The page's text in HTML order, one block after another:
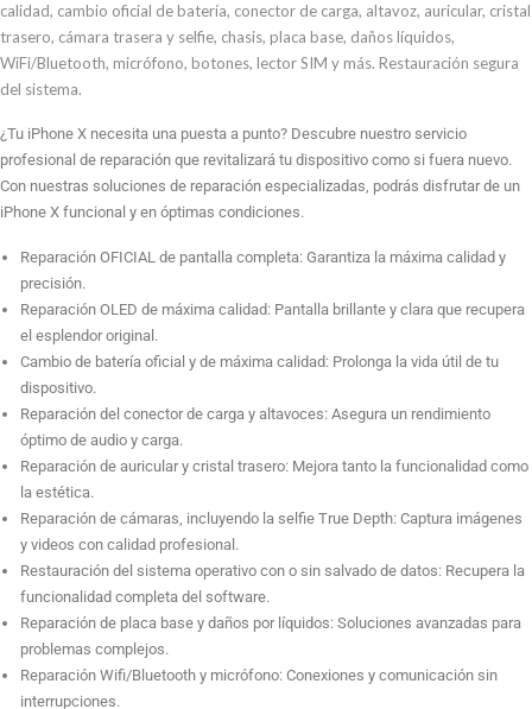
Reparación altavoz
Reparación auricular
Reparación cristal trasero
Reparación OFICIAL cambio de chasis completo
Reparación OFICIAL cámara trasera
calidad, cambio oficial de batería, conector de carga, altavoz, auricular, cristal
trasero, cámara trasera y selfie, chasis, placa base, daños líquidos,
WiFi/Bluetooth, micrófono, botones, lector SIM y más. Restauración segura
del sistema.
¿Tu iPhone X necesita una puesta a punto? Descubre nuestro servicio
profesional de reparación que revitalizará tu dispositivo como si fuera nuevo.
Con nuestras soluciones de reparación especializadas, podrás disfrutar de un
iPhone X funcional y en óptimas condiciones.
Reparación OFICIAL de pantalla completa: Garantiza la máxima calidad y
precisión.
Reparación OLED de máxima calidad: Pantalla brillante y clara que recupera
el esplendor original.
Cambio de batería oficial y de máxima calidad: Prolonga la vida útil de tu
dispositivo.
Reparación del conector de carga y altavoces: Asegura un rendimiento
óptimo de audio y carga.
Reparación de auricular y cristal trasero: Mejora tanto la funcionalidad como
la estética.
Reparación de cámaras, incluyendo la selfie True Depth: Captura imágenes
y videos con calidad profesional.
Restauración del sistema operativo con o sin salvado de datos: Recupera la
funcionalidad completa del software.
Reparación de placa base y daños por líquidos: Soluciones avanzadas para
problemas complejos.
Reparación Wifi/Bluetooth y micrófono: Conexiones y comunicación sin
interrupciones.